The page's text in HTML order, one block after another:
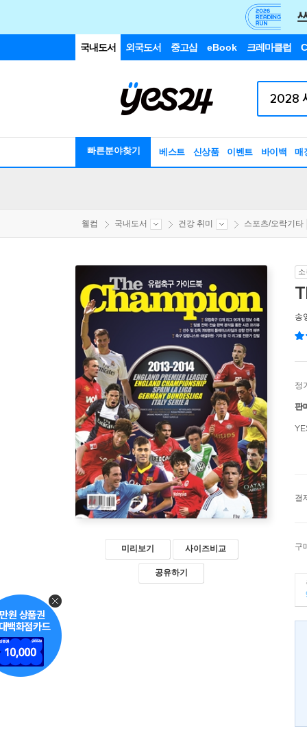
국내도서 외국도서 중고샵 eBook 크레마클럽
빠른분야찾기 베스트 신상품 이벤트 바이백 매
웰컴 국내도서 건강 취미 스포츠/오락기타
미리보기 사이즈비교
공유하기
송
정
판
결
구